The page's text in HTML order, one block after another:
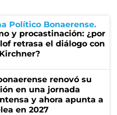
Político Bonaerense
y procastinación: ¿por
retrasa el diálogo con
renovó su
en una jornada
y ahora apunta a
en 2027